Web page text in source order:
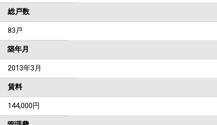
総戸数
83戸
築年月
2013年3月
賃料
144,000円